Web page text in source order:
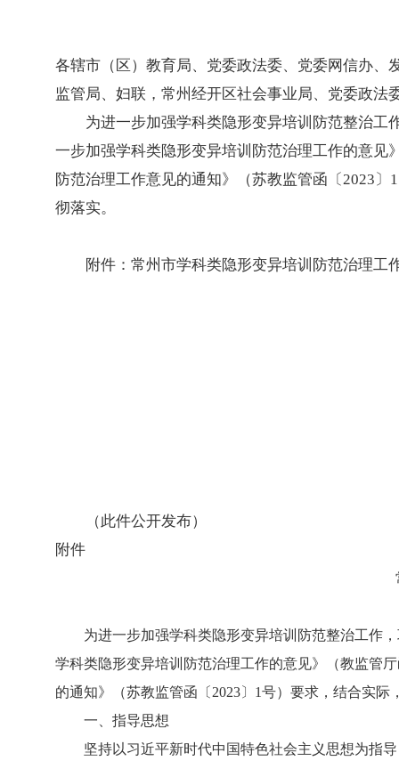
各辖市（区）教育局、党委政法委、党委网信办
监管局、妇联，常州经开区社会事业局、党委政
为进一步加强学科类隐形变异培训防范整治工
一步加强学科类隐形变异培训防范治理工作的意见
防范治理工作意见的通知》（苏教监管函〔2023
彻落实。
附件：常州市学科类隐形变异培训防范治理工
（此件公开发布）
附件
为进一步加强学科类隐形变异培训防范整治工作
学科类隐形变异培训防范治理工作的意见》（教监管
的通知》（苏教监管函〔2023〕1号）要求，结合实际
一、指导思想
坚持以习近平新时代中国特色社会主义思想为指导